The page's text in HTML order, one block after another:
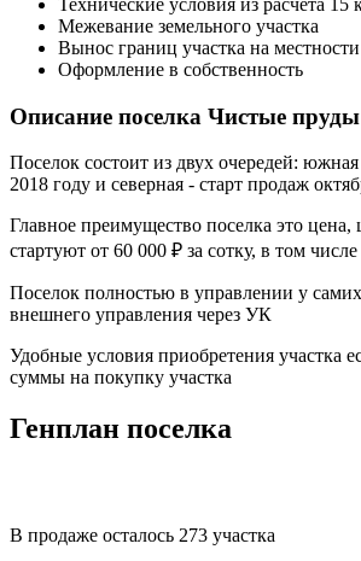
Межевание земельного участка
Вынос границ участка на местности
Оформление в собственность
Описание поселка Чистые пруды
Поселок состоит из двух очередей:
2018 году и северная - старт продаж
Главное преимущество поселка это цена,
стартуют от 60 000 ₽ за сотку, в том числе
Поселок полностью в управлении у
внешнего управления через УК
Удобные условия приобретения участка
суммы на покупку участка
Генплан поселка
В продаже осталось 273 участка